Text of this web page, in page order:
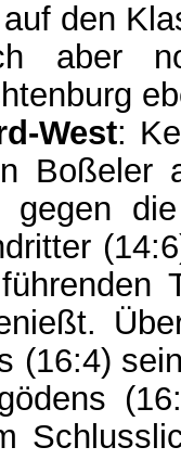
den
aber
West:
Boßeler
gegen
(16:4)